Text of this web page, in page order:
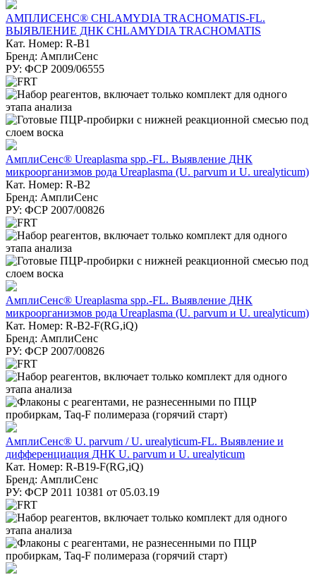
АМПЛИСЕНС® CHLAMYDIA TRACHOMATIS-FL.
ВЫЯВЛЕНИЕ ДНК CHLAMYDIA TRACHOMATIS
Кат. Номер: R-B1
Бренд: АмплиСенс
РУ: ФСР 2009/06555
АмплиСенс® Ureaplasma spp.-FL. Выявление ДНК
микроорганизмов рода Ureaplasma (U. parvum и U. urealyticum)
Кат. Номер: R-B2
Бренд: АмплиСенс
РУ: ФСР 2007/00826
АмплиСенс® Ureaplasma spp.-FL. Выявление ДНК
микроорганизмов рода Ureaplasma (U. parvum и U. urealyticum)
Кат. Номер: R-B2-F(RG,iQ)
Бренд: АмплиСенс
РУ: ФСР 2007/00826
АмплиСенс® U. parvum / U. urealyticum-FL. Выявление и
дифференциация ДНК U. parvum и U. urealyticum
Кат. Номер: R-B19-F(RG,iQ)
Бренд: АмплиСенс
РУ: ФСР 2011 10381 от 05.03.19